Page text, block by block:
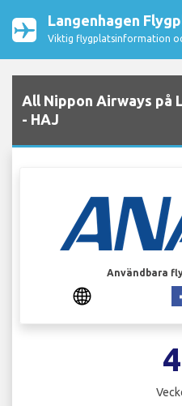
Langenhagen
Viktig flygplatsinformation
All Nippon Airways på
- HAJ
Användbara